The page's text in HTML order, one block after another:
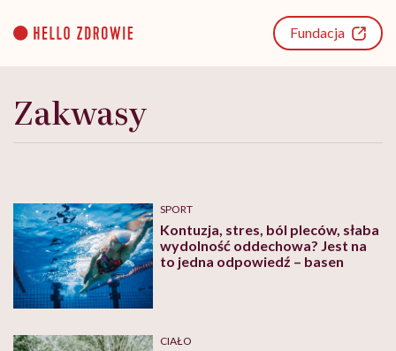
content
Fundacja
Zakwasy
SPORT
Kontuzja, stres, ból pleców, słaba
wydolność oddechowa? Jest na
to jedna odpowiedź – basen
CIAŁO